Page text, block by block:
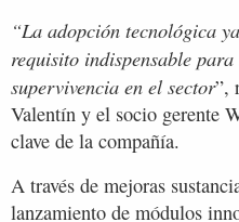
“La adopción tecnológica
requisito indispensable
supervivencia en el sector”,
Valentín y el socio gerente
clave de la compañía.
A través de mejoras
lanzamiento de módulos